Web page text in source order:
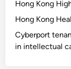
Hong Kong
Hong Kong
Cyberport
in intellectual